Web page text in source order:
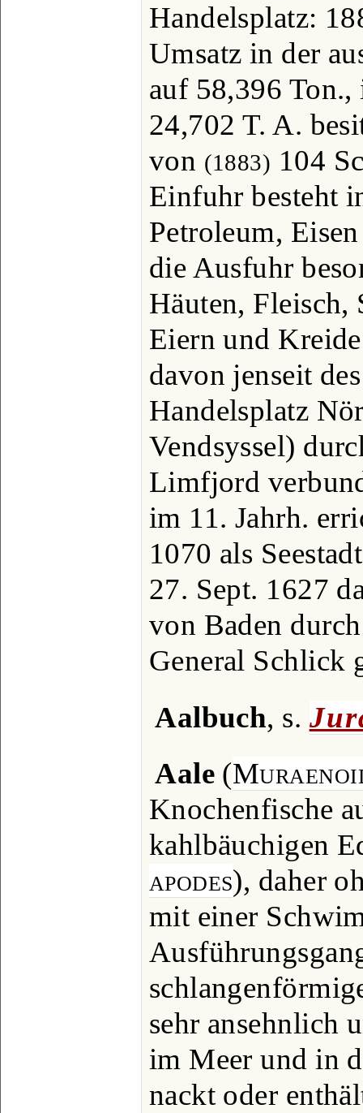
Handelsplatz:
Umsatz in der
auf 58,396
24,702 T. A.
von (1883) 104
Einfuhr besteht
Petroleum,
die Ausfuhr
Häuten, Fleisch,
Eiern und
davon jenseit
Handelsplatz
Vendsyssel)
Limfjord
im 11. Jahrh.
1070 als
27. Sept. 1627
von Baden
General Schlick
Aalbuch, s.
Aale (
Knochenfische
kahlbäuchigen
apodes), daher
mit einer
sehr ansehnlich
im Meer und in
nackt oder